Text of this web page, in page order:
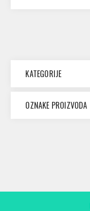
KATEGORIJE
OZNAKE PROIZVODA